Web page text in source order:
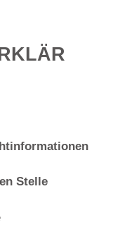
Stelle